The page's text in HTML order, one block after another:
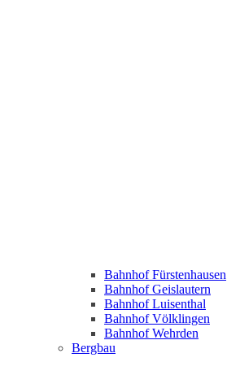
Bahnhof Fürstenhausen
Bahnhof Geislautern
Bahnhof Luisenthal
Bahnhof Völklingen
Bahnhof Wehrden
Bergbau